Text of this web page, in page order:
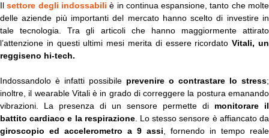
Ilsettore degli indossabili è in continua espansione, tanto che molte
delle aziende più importanti del mercato hanno scelto di investire in
tale tecnologia. Tra gli articoli che hanno maggiormente attirato
l’attenzione in questi ultimi mesi merita di essere ricordatoVitali, un
reggiseno hi-tech.
Indossandolo è infatti possibile prevenire o contrastare lo stress;
inoltre, il wearable Vitali è in grado di correggere la postura emanando
vibrazioni. La presenza di un sensore permette di monitorare il
battito cardiaco e la respirazione. Lo stesso sensore è affiancato da
giroscopio ed accelerometro a 9 assi , fornendo in tempo reale